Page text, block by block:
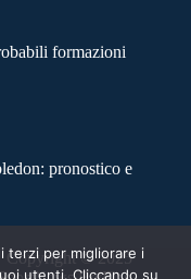
formazioni
pronostico e
Copyright © 2025
terzi per migliorare i
utenti. Cliccando su